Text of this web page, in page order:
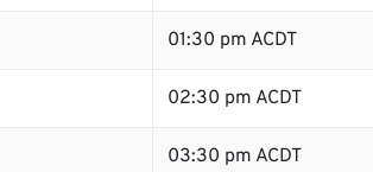
01:30 pm ACDT
02:30 pm ACDT
03:30 pm ACDT